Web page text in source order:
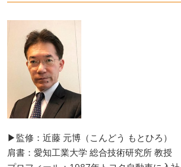
▶監修：近藤 元博（こんどう もとひろ）
肩書：愛知工業大学 総合技術研究所 教授